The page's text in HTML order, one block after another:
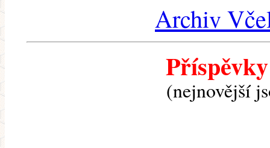
Archiv
(nejnovější